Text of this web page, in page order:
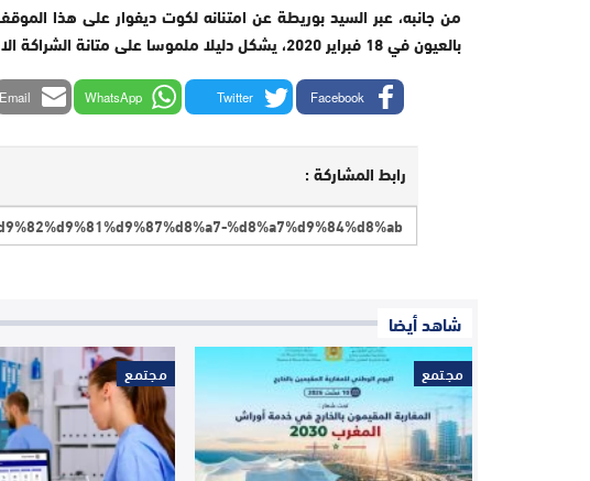
من جانبه، عبر السيد بوريطة عن امتنانه لكوت ديفوار على هذا
بالعيون في 18 فبراير 2020، يشكل دليلا ملموسا على متانة الشراكة الاستراتيجية التي تربط البلدين الشقيقين على أعلى مستوى.
Facebook
Twitter
WhatsApp
Email
رابط المشاركة :
شاهد أيضا
مجتمع مجتمع